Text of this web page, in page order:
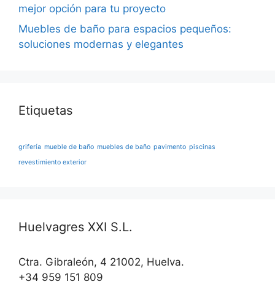
mejor opción para tu proyecto
Muebles de baño para espacios pequeños:
soluciones modernas y elegantes
Etiquetas
grifería mueble de baño muebles de baño pavimento piscinas
revestimiento exterior
Huelvagres XXI S.L.
Ctra. Gibraleón, 4 21002, Huelva.
+34 959 151 809